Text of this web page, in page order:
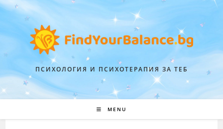
ПСИХОЛОГИЯ И ПСИХОТЕРАПИЯ ЗА ТЕБ
MENU